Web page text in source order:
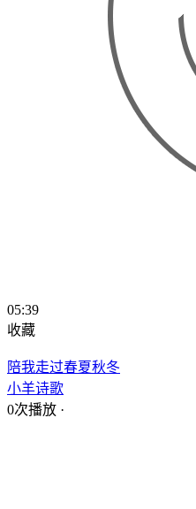
05:39
收藏
陪我走过春夏秋冬
小羊诗歌
0次播放 ·